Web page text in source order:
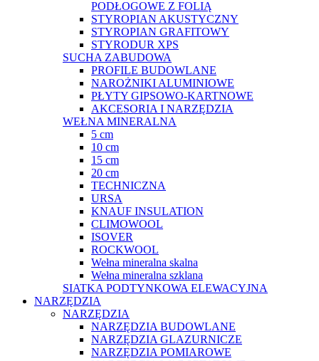
PODŁOGOWE Z FOLIĄ
STYROPIAN AKUSTYCZNY
STYROPIAN GRAFITOWY
STYRODUR XPS
SUCHA ZABUDOWA
PROFILE BUDOWLANE
NAROŻNIKI ALUMINIOWE
PŁYTY GIPSOWO-KARTNOWE
AKCESORIA I NARZĘDZIA
WEŁNA MINERALNA
5 cm
10 cm
15 cm
20 cm
TECHNICZNA
URSA
KNAUF INSULATION
CLIMOWOOL
ISOVER
ROCKWOOL
Wełna mineralna skalna
Wełna mineralna szklana
SIATKA PODTYNKOWA ELEWACYJNA
NARZĘDZIA
NARZĘDZIA
NARZĘDZIA BUDOWLANE
NARZĘDZIA GLAZURNICZE
NARZĘDZIA POMIAROWE